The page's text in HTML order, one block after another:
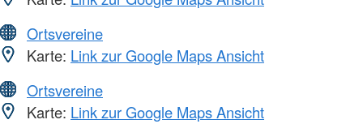
Ortsvereine
Karte: Link zur Google Maps Ansicht
Ortsvereine
Karte: Link zur Google Maps Ansicht